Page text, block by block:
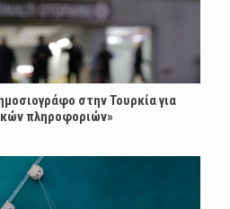
στην Τουρκία για
πληροφοριών»